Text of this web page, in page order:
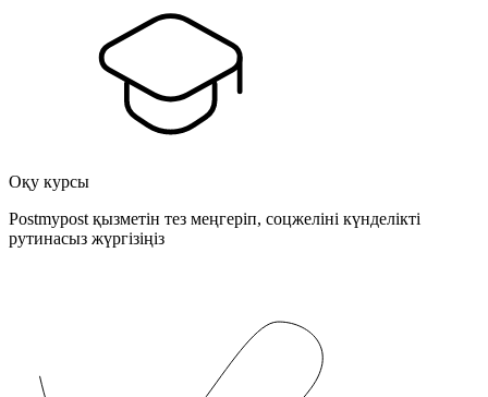
Оқу курсы
Postmypost қызметін тез меңгеріп, соцжеліні күнделікті
рутинасыз жүргізіңіз